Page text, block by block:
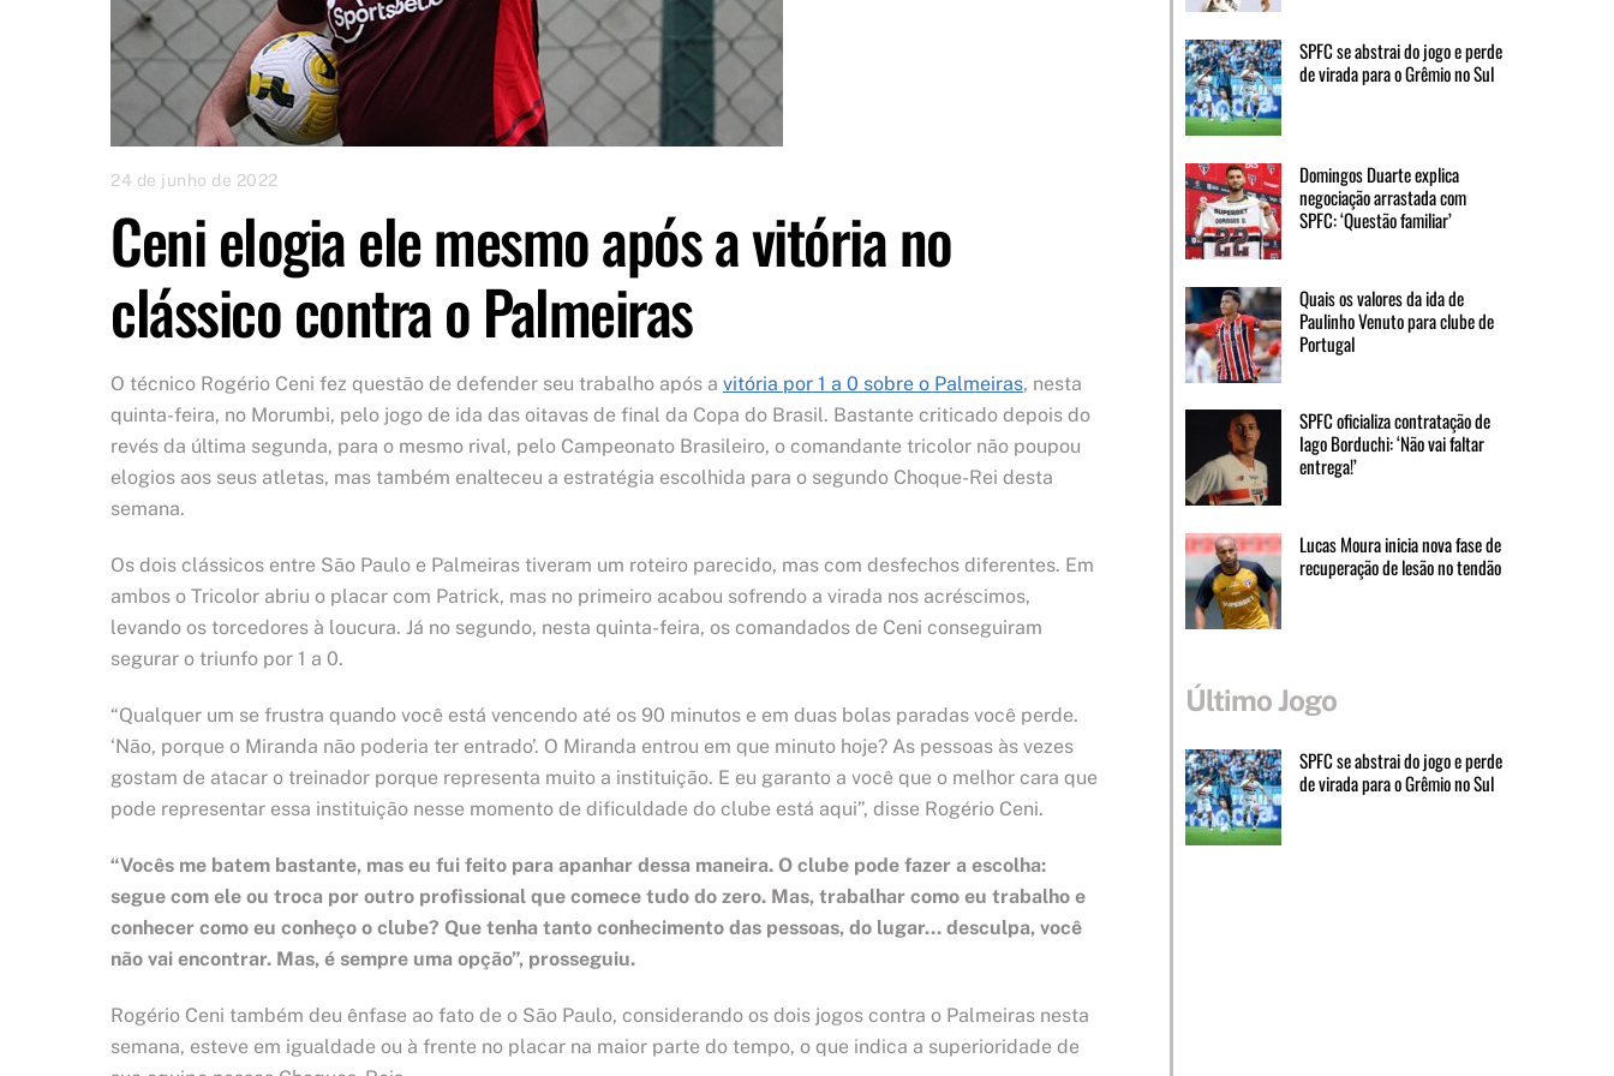
24 de junho de 2022
Ceni elogia ele mesmo após a vitória no
clássico contra o Palmeiras
O técnico Rogério Ceni fez questão de defender seu trabalho após a vitória por 1 a 0 sobre o Palmeiras, nesta
quinta-feira, no Morumbi, pelo jogo de ida das oitavas de final da Copa do Brasil. Bastante criticado depois do
revés da última segunda, para o mesmo rival, pelo Campeonato Brasileiro, o comandante tricolor não poupou
elogios aos seus atletas, mas também enalteceu a estratégia escolhida para o segundo Choque-Rei desta
semana.
Os dois clássicos entre São Paulo e Palmeiras tiveram um roteiro parecido, mas com desfechos diferentes. Em
ambos o Tricolor abriu o placar com Patrick, mas no primeiro acabou sofrendo a virada nos acréscimos,
levando os torcedores à loucura. Já no segundo, nesta quinta-feira, os comandados de Ceni conseguiram
segurar o triunfo por 1 a 0.
“Qualquer um se frustra quando você está vencendo até os 90 minutos e em duas bolas paradas você perde.
‘Não, porque o Miranda não poderia ter entrado’. O Miranda entrou em que minuto hoje? As pessoas às vezes
gostam de atacar o treinador porque representa muito a instituição. E eu garanto a você que o melhor cara que
pode representar essa instituição nesse momento de dificuldade do clube está aqui”, disse Rogério Ceni.
“Vocês me batem bastante, mas eu fui feito para apanhar dessa maneira. O clube pode fazer a escolha:
segue com ele ou troca por outro profissional que comece tudo do zero. Mas, trabalhar como eu trabalho e
conhecer como eu conheço o clube? Que tenha tanto conhecimento das pessoas, do lugar… desculpa, você
não vai encontrar. Mas, é sempre uma opção”, prosseguiu.
Rogério Ceni também deu ênfase ao fato de o São Paulo, considerando os dois jogos contra o Palmeiras nesta
semana, esteve em igualdade ou à frente no placar na maior parte do tempo, o que indica a superioridade de
SPFC se abstrai do jogo e perde
de virada para o Grêmio no Sul
Domingos Duarte explica
negociação arrastada com
SPFC: ‘Questão familiar’
Quais os valores da ida de
Paulinho Venuto para clube de
Portugal
SPFC oficializa contratação de
Iago Borduchi: ‘Não vai faltar
entrega!’
Lucas Moura inicia nova fase de
recuperação de lesão no tendão
Último Jogo
SPFC se abstrai do jogo e perde
de virada para o Grêmio no Sul